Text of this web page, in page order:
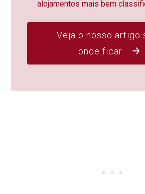
alojamentos mais bem
Veja o nosso artigo
onde ficar